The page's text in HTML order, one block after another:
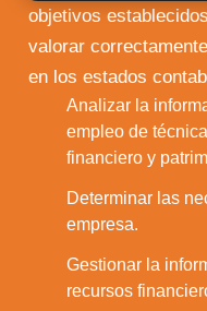
objetivos
valorar
en los estados
Analizar la
empleo de
financiero y
Determinar las
empresa.
Gestionar la
recursos